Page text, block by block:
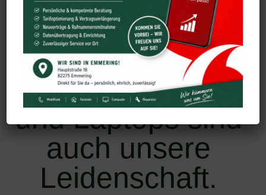
Smartphone
Reparaturen.
Denn Computer
und Laptops sind
auch unsere
Leidenschaft.